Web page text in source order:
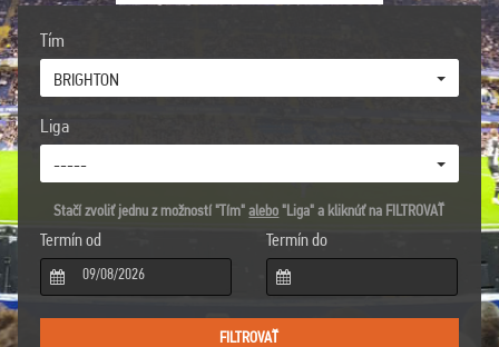
Tím
BRIGHTON
Liga
-----
Stačí zvoliť jednu z možností "Tím"alebo"Liga" a kliknúť na FILTROVAŤ
Termín od Termín do